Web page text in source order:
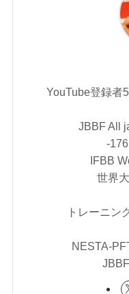
YouTube登録者
JBBF All
-
IFBB
世界
トレーニン
NESTA-